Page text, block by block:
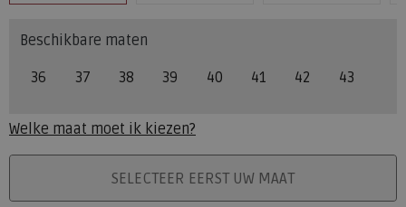
Beschikbare maten
36 37 38 39 40 41 42 43
Welke maat moet ik kiezen?
PLAATS IN WINKELMANDSELECTEER EERST UW MAAT